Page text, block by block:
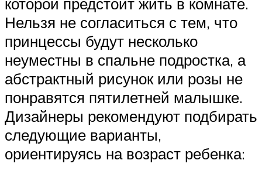
Нельзя не согласиться с тем, что
принцессы будут несколько
неуместны в спальне подростка, а
абстрактный рисунок или розы не
понравятся пятилетней малышке.
Дизайнеры рекомендуют подбирать
следующие варианты,
ориентируясь на возраст ребенка: